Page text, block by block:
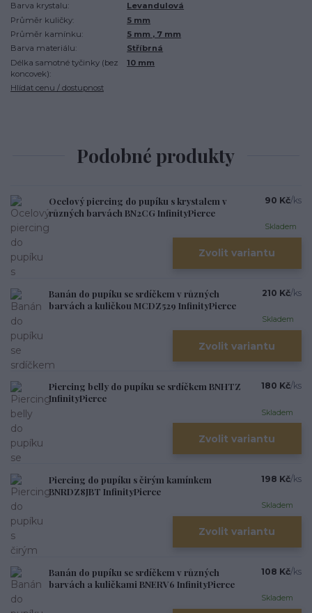
Barva krystalu:
Levandulová
Průměr kuličky:
5 mm
Průměr kamínku:
5 mm , 7 mm
Barva materiálu:
Stříbrná
Délka samotné tyčinky (bez
koncovek):
10 mm
Hlídat cenu / dostupnost
Podobné produkty
Ocelový piercing do pupíku s krystalem v
různých barvách BN2CG InfinityPierce
90 Kč/ks
Skladem
Zvolit variantu
Banán do pupíku se srdíčkem v různých
barvách a kuličkou MCDZ529 InfinityPierce
210 Kč/ks
Skladem
Zvolit variantu
Piercing belly do pupíku se srdíčkem BNHTZ
InfinityPierce
180 Kč/ks
Skladem
Zvolit variantu
Piercing do pupíku s čirým kamínkem
BNRDZ8JBT InfinityPierce
198 Kč/ks
Skladem
Zvolit variantu
Banán do pupíku se srdíčkem v různých
barvách a kuličkami BNERV6 InfinityPierce
108 Kč/ks
Skladem